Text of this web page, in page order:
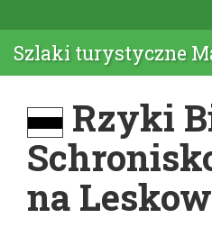
Szlaki turystyczne
Rzyki
na